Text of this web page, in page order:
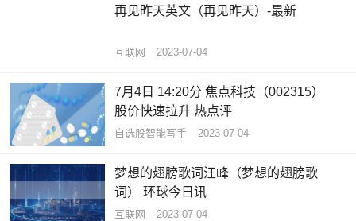
再见昨天英文（再见昨天）-最新
互联网 2023-07-04
7月4日 14:20分 焦点科技（002315）
股价快速拉升 热点评
自选股智能写手 2023-07-04
梦想的翅膀歌词汪峰（梦想的翅膀歌
词） 环球今日讯
互联网 2023-07-04